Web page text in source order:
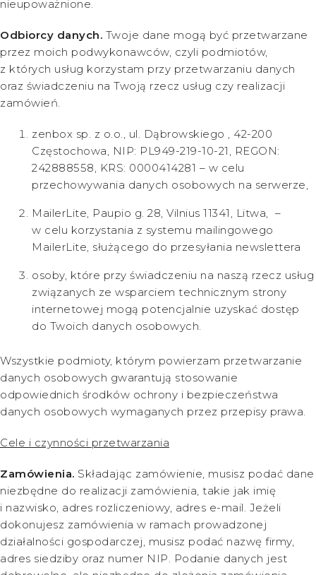
nieupoważnione.
Odbiorcy danych. Twoje dane mogą być przetwarzane
przez moich podwykonawców, czyli podmiotów,
z których usług korzystam przy przetwarzaniu danych
oraz świadczeniu na Twoją rzecz usług czy realizacji
zamówień.
zenbox sp. z o.o., ul. Dąbrowskiego , 42-200
Częstochowa, NIP: PL949-219-10-21, REGON:
242888558, KRS: 0000414281 – w celu
przechowywania danych osobowych na serwerze,
MailerLite, Paupio g. 28, Vilnius 11341, Litwa, –
w celu korzystania z systemu mailingowego
MailerLite, służącego do przesyłania newslettera
osoby, które przy świadczeniu na naszą rzecz usług
związanych ze wsparciem technicznym strony
internetowej mogą potencjalnie uzyskać dostęp
do Twoich danych osobowych.
Wszystkie podmioty, którym powierzam przetwarzanie
danych osobowych gwarantują stosowanie
odpowiednich środków ochrony i bezpieczeństwa
danych osobowych wymaganych przez przepisy prawa.
Cele i czynności przetwarzania
Zamówienia. Składając zamówienie, musisz podać dane
niezbędne do realizacji zamówienia, takie jak imię
i nazwisko, adres rozliczeniowy, adres e-mail. Jeżeli
dokonujesz zamówienia w ramach prowadzonej
działalności gospodarczej, musisz podać nazwę firmy,
adres siedziby oraz numer NIP. Podanie danych jest